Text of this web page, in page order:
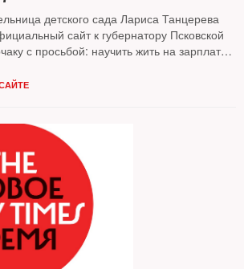
детского сада Лариса Танцерева
сайт к губернатору Псковской
с просьбой: научить жить на зарплату,
годы: задержки зарплат учителям и
латают дыры за счет кредитов, но
Масштабы бедствия уточнял the New